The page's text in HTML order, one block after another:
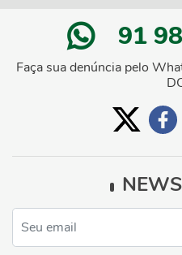
91
Faça sua denúncia pelo